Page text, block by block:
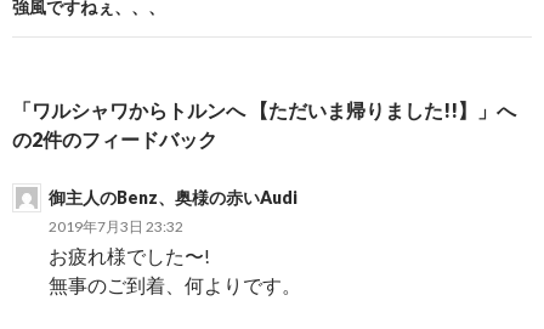
ナ
ゲ
ー
シ
ョ
強風ですねぇ、、、
「ワルシャワからトルンへ 【ただいま帰りました!!】」へ
の2件のフィードバック
御主人のBenz、奥様の赤いAudi
2019年7月3日 23:32
お疲れ様でした〜!
無事のご到着、何よりです。